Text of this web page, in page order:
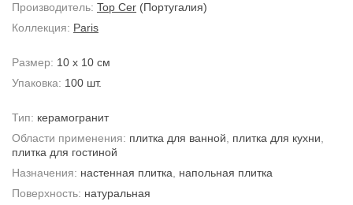
Производитель: Top Cer (Португалия)
Коллекция: Paris
Размер: 10 x 10 см
Упаковка: 100 шт.
Тип: керамогранит
Области применения: плитка для ванной плитка для кухни
плитка для гостиной
Назначения: настенная плитка
напольная плитка
Поверхность: натуральная